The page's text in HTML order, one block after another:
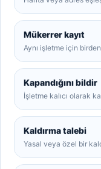
Mükerrer kayıt
Aynı işletme için
Kapandığını bildir
İşletme kalıcı olarak
Kaldırma talebi
Yasal veya özel bir